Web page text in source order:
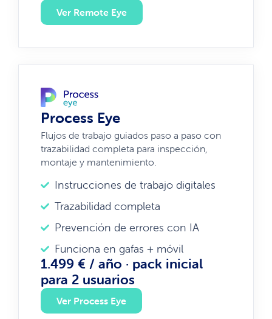
Ver Remote Eye
Process Eye
Flujos de trabajo guiados paso a paso con
trazabilidad completa para inspección,
montaje y mantenimiento.
Instrucciones de trabajo digitales
Trazabilidad completa
Prevención de errores con IA
Funciona en gafas + móvil
1.499 € / año · pack inicial
para 2 usuarios
Ver Process Eye